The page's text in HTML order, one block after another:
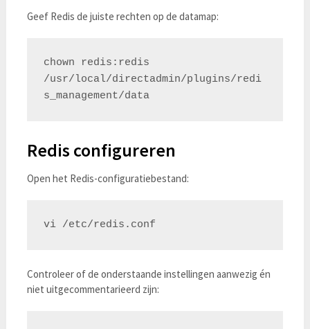
Geef Redis de juiste rechten op de datamap:
chown redis:redis
/usr/local/directadmin/plugins/redi
s_management/data
Redis configureren
Open het Redis-configuratiebestand:
Controleer of de onderstaande instellingen aanwezig én
niet uitgecommentarieerd zijn: